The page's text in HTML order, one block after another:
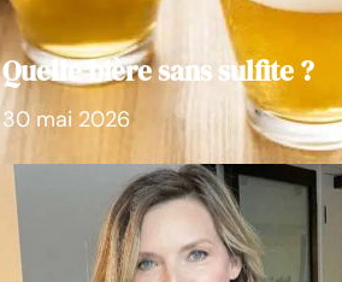
Quelle bière sans sulfite ?
30 mai 2026